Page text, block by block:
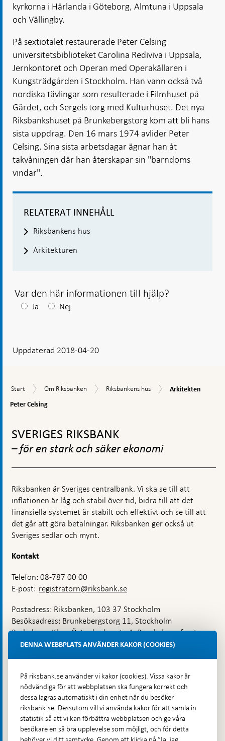
kyrkorna i Härlanda i Göteborg, Almtuna i Uppsala
och Vällingby.
På sextiotalet restaurerade Peter Celsing
universitetsbiblioteket Carolina Rediviva i Uppsala,
Jernkontoret och Operan med Operakällaren i
Kungsträdgården i Stockholm. Han vann också två
nordiska tävlingar som resulterade i Filmhuset på
Gärdet, och Sergels torg med Kulturhuset. Det nya
Riksbankshuset på Brunkebergstorg kom att bli hans
sista uppdrag. Den 16 mars 1974 avlider Peter
Celsing. Sina sista arbetsdagar ägnar han åt
takvåningen där han återskapar sin "barndoms
vindar".
RELATERAT INNEHÅLL
Riksbankens hus
Arkitekturen
Var den här informationen till hjälp?
Efter
visas
Ja Nej
Uppdaterad 2018-04-20
Start
Start
Om
Om Riksbanken
Riksbankens
Riksbankens hus
Arkitekten
Arkitekten
Peter Celsing
toppnavigation
SVERIGES RIKSBANK
– för en stark och säker ekonomi
Riksbanken är Sveriges centralbank. Vi ska se till att
inflationen är låg och stabil över tid, bidra till att det
finansiella systemet är stabilt och effektivt och se till att
det går att göra betalningar. Riksbanken ger också ut
Sveriges sedlar och mynt.
Kontakt
Telefon: 08-787 00 00
E-post: registratorn@riksbank.se
Postadress: Riksbanken, 103 37 Stockholm
Besöksadress: Brunkebergstorg 11, Stockholm
Budadress: Klara Östra kyrkogata 4, Brunkebergsfaret,
Lastplats 6
Hitta direkt
Frågor och svar-
Öppnas
i
Till Riksbankens webbarkiv-
DENNA WEBBPLATS ANVÄNDER KAKOR (COOKIES)
På riksbank.se använder vi kakor (cookies). Vissa kakor är
nödvändiga för att webbplatsen ska fungera korrekt och
dessa lagras automatiskt i din enhet när du besöker
riksbank.se. Dessutom vill vi använda kakor för att samla in
statistik så att vi kan förbättra webbplatsen och ge våra
besökare en så bra upplevelse som möjligt, och för detta